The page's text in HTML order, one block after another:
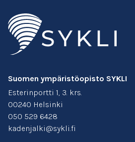
Suomen ympäristöopisto SYKLI
Esterinportti 1, 3. krs.
00240 Helsinki
050 529 6428
kadenjalki@sykli.fi